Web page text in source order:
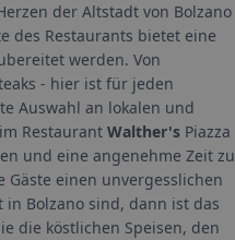
der Altstadt von Bolzano
des Restaurants bietet eine
werden. Von
- hier ist für jeden
Auswahl an lokalen und
Restaurant Walther's Piazza
und eine angenehme Zeit zu
einen unvergesslichen
Bolzano sind, dann ist das
die köstlichen Speisen, den